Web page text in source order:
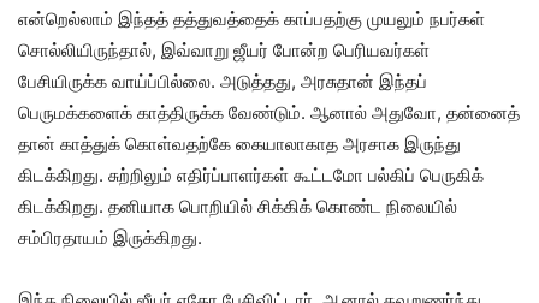
என்றெல்லாம் இந்தத் தத்துவத்தைக் காப்பதற்கு முயலும் நபர்கள்
சொல்லியிருந்தால், இவ்வாறு ஜீயர் போன்ற பெரியவர்கள்
பேசியிருக்க வாய்ப்பில்லை. அடுத்தது, அரசுதான் இந்தப்
பெருமக்களைக் காத்திருக்க வேண்டும். ஆனால் அதுவோ, தன்னைத்
தான் காத்துக் கொள்வதற்கே கையாலாகாத அரசாக இருந்து
கிடக்கிறது. சுற்றிலும் எதிர்ப்பாளர்கள் கூட்டமோ பல்கிப் பெருகிக்
கிடக்கிறது. தனியாக பொறியில் சிக்கிக் கொண்ட நிலையில்
சம்பிரதாயம் இருக்கிறது.